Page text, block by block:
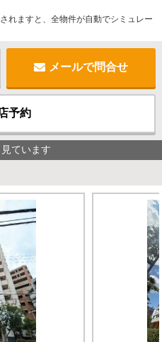
れますと、全物件が自動でシミュレー
メールで問合せ
予約
ています